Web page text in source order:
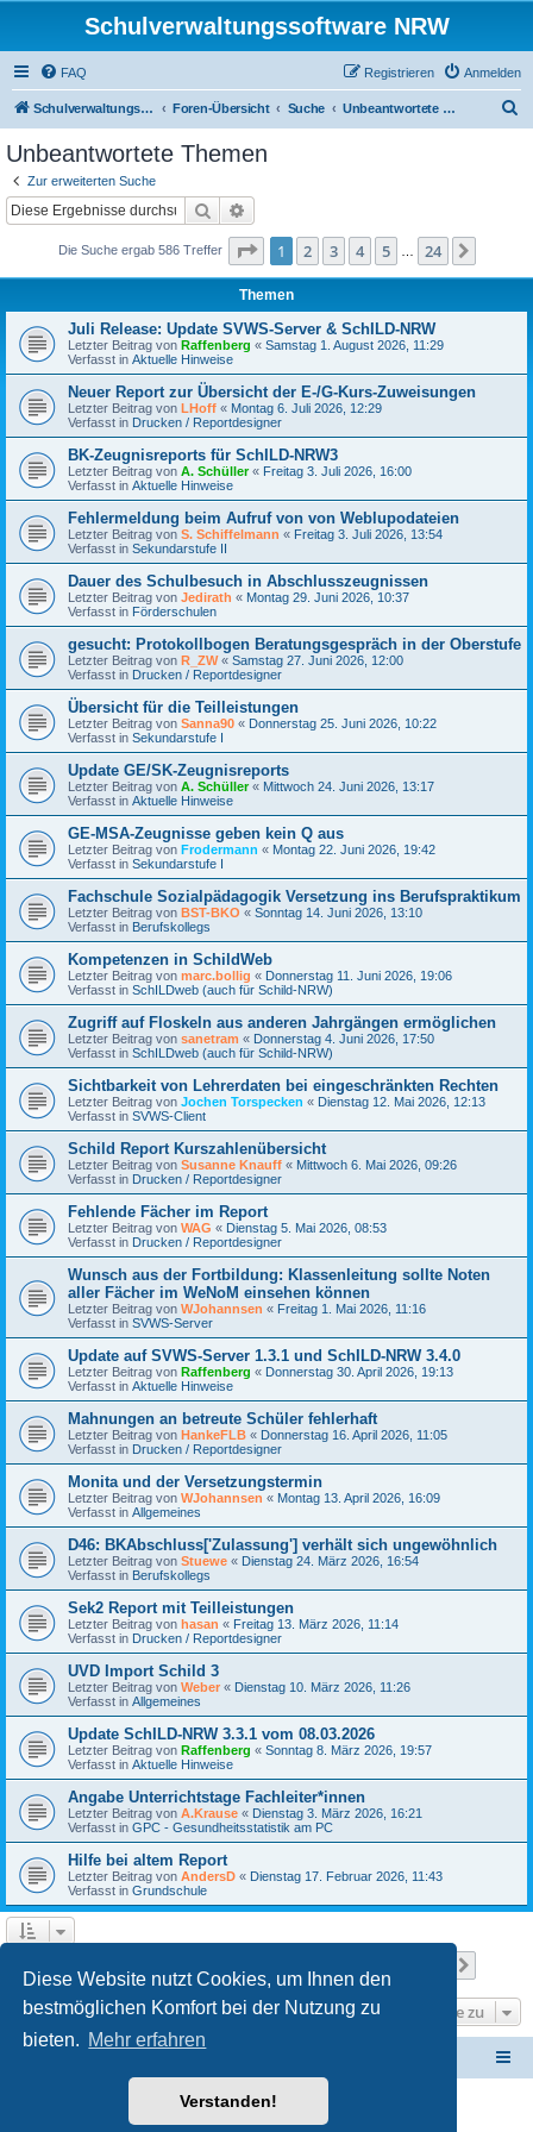
Diese Website nutzt Cookies, um Ihnen den
bestmöglichen Komfort bei der Nutzung zu
bieten. Mehr erfahren
Verstanden!
Schulverwaltungssoftware NRW
FAQ Anmelden
Registrieren
Schulverwaltungssoftware NRW Foren-Übersicht Suche Unbeantwortete Themen
Unbeantwortete Themen
Zur erweiterten Suche
Suche
Die Suche ergab 586 Treffer Seite 1von 24
1 2 3 4 5 24
Themen
Juli Release: Update SVWS-Server & SchILD-NRW
Letzter Beitrag von Raffenberg « Samstag 1. August 2026, 11:29
Verfasst in Aktuelle Hinweise
Neuer Report zur Übersicht der E-/G-Kurs-Zuweisungen
Letzter Beitrag von LHoff « Montag 6. Juli 2026, 12:29
Verfasst in Drucken / Reportdesigner
BK-Zeugnisreports für SchILD-NRW3
Letzter Beitrag von A. Schüller« Freitag 3. Juli 2026, 16:00
Verfasst in Aktuelle Hinweise
Fehlermeldung beim Aufruf von von Weblupodateien
Letzter Beitrag von S. Schiffelmann « Freitag 3. Juli 2026, 13:54
Verfasst in Sekundarstufe II
Dauer des Schulbesuch in Abschlusszeugnissen
Letzter Beitrag von Jedirath « Montag 29. Juni 2026, 10:37
Verfasst in Förderschulen
gesucht: Protokollbogen Beratungsgespräch in der Oberstufe
Letzter Beitrag von R_ZW« Samstag 27. Juni 2026, 12:00
Verfasst in Drucken / Reportdesigner
Übersicht für die Teilleistungen
Letzter Beitrag von Sanna90 « Donnerstag 25. Juni 2026, 10:22
Verfasst in Sekundarstufe I
Update GE/SK-Zeugnisreports
Letzter Beitrag von A. Schüller« Mittwoch 24. Juni 2026, 13:17
Verfasst in Aktuelle Hinweise
GE-MSA-Zeugnisse geben kein Q aus
Letzter Beitrag von Frodermann « Montag 22. Juni 2026, 19:42
Verfasst in Sekundarstufe I
Fachschule Sozialpädagogik Versetzung ins Berufspraktikum
Letzter Beitrag von BST-BKO « Sonntag 14. Juni 2026, 13:10
Verfasst in Berufskollegs
Kompetenzen in SchildWeb
Letzter Beitrag von marc.bollig « Donnerstag 11. Juni 2026, 19:06
Verfasst in SchILDweb (auch für Schild-NRW)
Zugriff auf Floskeln aus anderen Jahrgängen ermöglichen
Letzter Beitrag von sanetram « Donnerstag 4. Juni 2026, 17:50
Verfasst in SchILDweb (auch für Schild-NRW)
Sichtbarkeit von Lehrerdaten bei eingeschränkten Rechten
Letzter Beitrag von Jochen Torspecken « Dienstag 12. Mai 2026, 12:13
Verfasst in SVWS-Client
Schild Report Kurszahlenübersicht
Letzter Beitrag von Susanne Knauff « Mittwoch 6. Mai 2026, 09:26
Verfasst in Drucken / Reportdesigner
Fehlende Fächer im Report
Letzter Beitrag von WAG « Dienstag 5. Mai 2026, 08:53
Verfasst in Drucken / Reportdesigner
Wunsch aus der Fortbildung: Klassenleitung sollte Noten
aller Fächer im WeNoM einsehen können
Letzter Beitrag von WJohannsen « Freitag 1. Mai 2026, 11:16
Verfasst in SVWS-Server
Update auf SVWS-Server 1.3.1 und SchILD-NRW 3.4.0
Letzter Beitrag von Raffenberg « Donnerstag 30. April 2026, 19:13
Verfasst in Aktuelle Hinweise
Mahnungen an betreute Schüler fehlerhaft
Letzter Beitrag von HankeFLB « Donnerstag 16. April 2026, 11:05
Verfasst in Drucken / Reportdesigner
Monita und der Versetzungstermin
Letzter Beitrag von WJohannsen « Montag 13. April 2026, 16:09
Verfasst in Allgemeines
D46: BKAbschluss['Zulassung'] verhält sich ungewöhnlich
Letzter Beitrag von Stuewe « Dienstag 24. März 2026, 16:54
Verfasst in Berufskollegs
Sek2 Report mit Teilleistungen
Letzter Beitrag von hasan « Freitag 13. März 2026, 11:14
Verfasst in Drucken / Reportdesigner
UVD Import Schild 3
Letzter Beitrag von Weber « Dienstag 10. März 2026, 11:26
Verfasst in Allgemeines
Update SchILD-NRW 3.3.1 vom 08.03.2026
Letzter Beitrag von Raffenberg « Sonntag 8. März 2026, 19:57
Verfasst in Aktuelle Hinweise
Angabe Unterrichtstage Fachleiter*innen
Letzter Beitrag von A.Krause « Dienstag 3. März 2026, 16:21
Verfasst in GPC - Gesundheitsstatistik am PC
Hilfe bei altem Report
Letzter Beitrag von AndersD « Dienstag 17. Februar 2026, 11:43
Verfasst in Grundschule
Gehe zu
Powered byphpBB® Forum Software © phpBB Limited
phpBB.de